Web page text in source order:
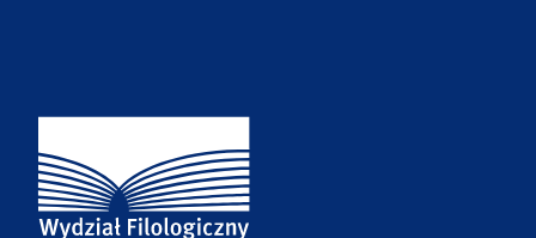
Adres Wydziału